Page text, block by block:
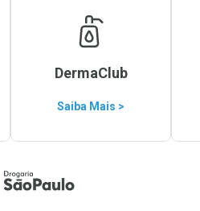
DermaClub
Saiba Mais >
Home